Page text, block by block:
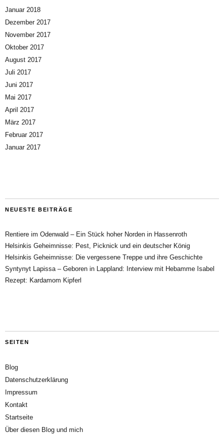
Januar 2018
Dezember 2017
November 2017
Oktober 2017
August 2017
Juli 2017
Juni 2017
Mai 2017
April 2017
März 2017
Februar 2017
Januar 2017
NEUESTE BEITRÄGE
Rentiere im Odenwald – Ein Stück hoher Norden in Hassenroth
Helsinkis Geheimnisse: Pest, Picknick und ein deutscher König
Helsinkis Geheimnisse: Die vergessene Treppe und ihre Geschichte
Syntynyt Lapissa – Geboren in Lappland: Interview mit Hebamme Isabel
Rezept: Kardamom Kipferl
SEITEN
Blog
Datenschutzerklärung
Impressum
Kontakt
Startseite
Über diesen Blog und mich